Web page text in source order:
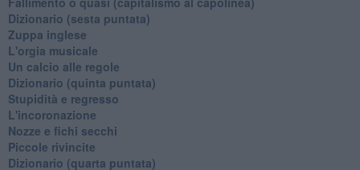
Dizionario (sesta puntata)
Zuppa inglese
L'orgia musicale
Un calcio alle regole
Dizionario (quinta puntata)
Stupidità e regresso
L'incoronazione
Nozze e fichi secchi
Piccole rivincite
​Dizionario (quarta puntata)